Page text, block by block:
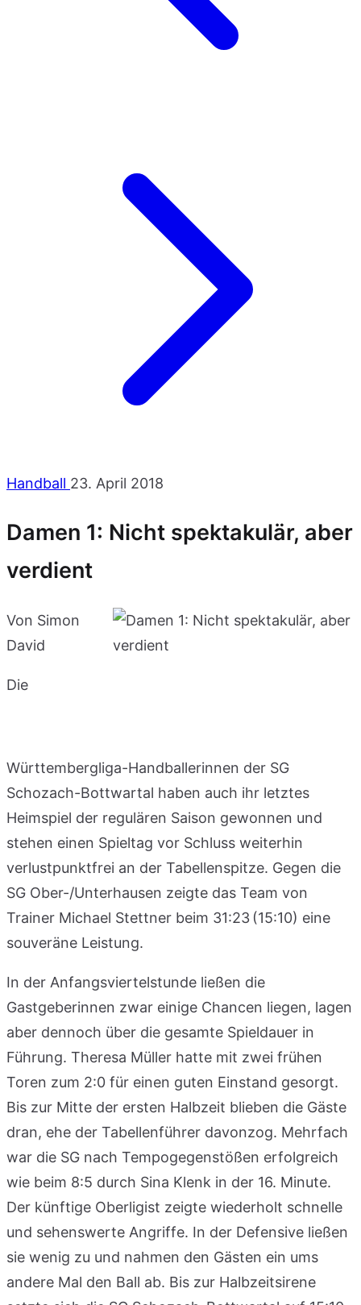
Handball 23. April 2018
Damen 1: Nicht spektakulär, aber
verdient
Von Simon
David
Die
Württembergliga-Handballerinnen der SG
Schozach-Bottwartal haben auch ihr letztes
Heimspiel der regulären Saison gewonnen und
stehen einen Spieltag vor Schluss weiterhin
verlustpunktfrei an der Tabellenspitze. Gegen die
SG Ober-/Unterhausen zeigte das Team von
Trainer Michael Stettner beim 31:23 (15:10) eine
souveräne Leistung.
In der Anfangsviertelstunde ließen die
Gastgeberinnen zwar einige Chancen liegen, lagen
aber dennoch über die gesamte Spieldauer in
Führung. Theresa Müller hatte mit zwei frühen
Toren zum 2:0 für einen guten Einstand gesorgt.
Bis zur Mitte der ersten Halbzeit blieben die Gäste
dran, ehe der Tabellenführer davonzog. Mehrfach
war die SG nach Tempogegenstößen erfolgreich
wie beim 8:5 durch Sina Klenk in der 16. Minute.
Der künftige Oberligist zeigte wiederholt schnelle
und sehenswerte Angriffe. In der Defensive ließen
sie wenig zu und nahmen den Gästen ein ums
andere Mal den Ball ab. Bis zur Halbzeitsirene